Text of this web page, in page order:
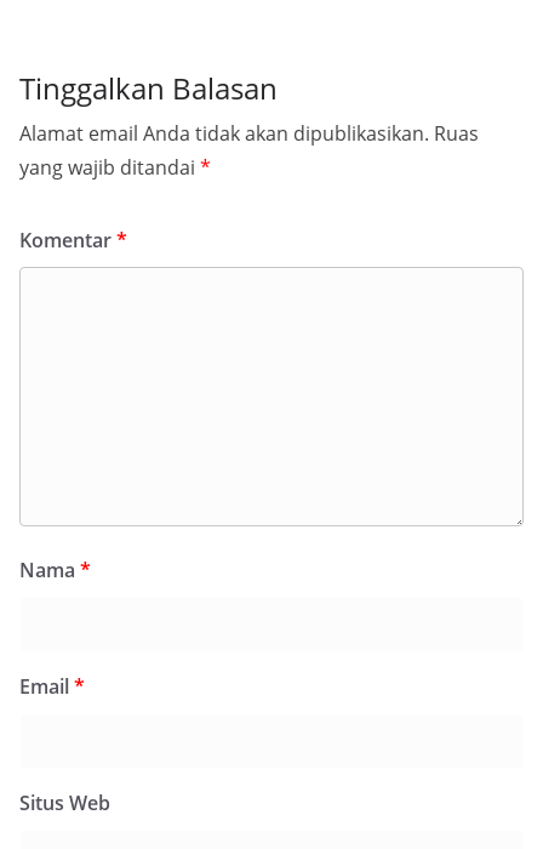
Tinggalkan Balasan
Alamat email Anda tidak akan dipublikasikan. Ruas
yang wajib ditandai *
Komentar*
Nama *
Email*
Situs Web